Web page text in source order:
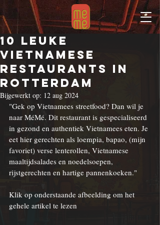
10 LEUKE
VIETNAMESE
RESTAURANTS IN
ROTTERDAM
Bijgewerkt op: 12 aug 2024
"Gek op Vietnamees streetfood? Dan wil je
naar MéMé. Dit restaurant is gespecialiseerd
in gezond en authentiek Vietnamees eten. Je
eet hier gerechten als loempia, bapao, (mijn
favoriet) verse lenterollen, Vietnamese
maaltijdsalades en noedelsoepen,
rijstgerechten en hartige pannenkoeken."
Klik op onderstaande afbeelding om het
gehele artikel te lezen